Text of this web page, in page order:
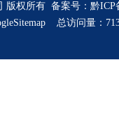
版权所有 备案号： 黔ICP
总访问量：